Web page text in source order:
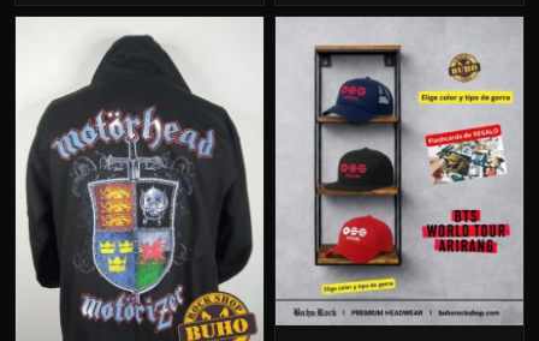
era:
S/99.00.
es:
S/44.90.